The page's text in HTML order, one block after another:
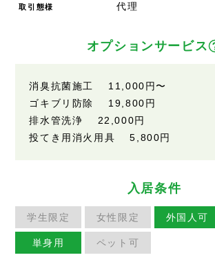
取引態様 代理
オプションサービス
消臭抗菌施工 11,000円〜
ゴキブリ防除 19,800円
排水管洗浄 22,000円
投てき用消火用具 5,800円
入居条件
学生限定 女性限定 外国人可
単身用 ペット可